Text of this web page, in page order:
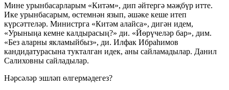
Мине урынбасарларым «Китәм», дип әйтергә мәҗбүр итте.
Ике урынбасарым, өстемнән язып, әшәке кеше итеп
күрсәттеләр. Министрга «Китәм алайса», дигән идем,
«Урыныңа кемне калдырасың?» ди. «Йөрүчеләр бар», дим.
«Без аларны якламыйбыз», ди. Илфак Ибраһимов
кандидатурасына тукталган идек, аны сайламадылар. Данил
Салиховны сайладылар.
Нәрсәләр эшләп өлгермәдегез?